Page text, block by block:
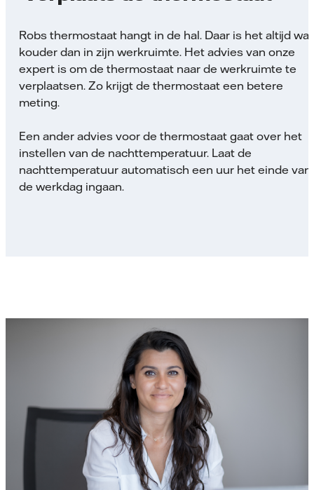
Robs thermostaat hangt in de hal. Daar is het altijd wat
kouder dan in zijn werkruimte. Het advies van onze
expert is om de thermostaat naar de werkruimte te
verplaatsen. Zo krijgt de thermostaat een betere
meting.
Een ander advies voor de thermostaat gaat over het
instellen van de nachttemperatuur. Laat de
nachttemperatuur automatisch een uur het einde van
de werkdag ingaan.